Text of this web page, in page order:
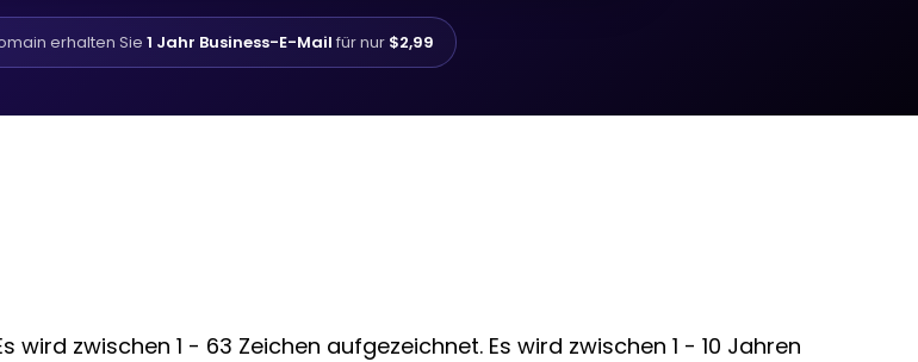
erhalten Sie 1 Jahr Business-E-Mail für nur $2,99
zwischen 1 - 63 Zeichen aufgezeichnet. Es wird zwischen 1 - 10 Jahren